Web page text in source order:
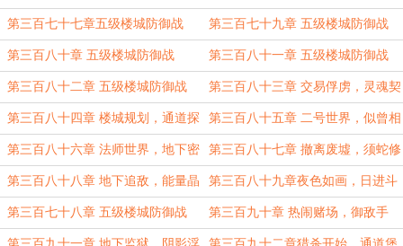
（二）！ （三）！
第三百七十七章五级楼城防御战
（四）！
第三百七十九章 五级楼城防御战
（六）！
第三百八十章 五级楼城防御战
（七）！
第三百八十一章 五级楼城防御战
（八）！
第三百八十二章 五级楼城防御战
（终）！
第三百八十三章 交易俘虏，灵魂契
约！
第三百八十四章 楼城规划，通道探
索！
第三百八十五章 二号世界，似曾相
识！
第三百八十六章 法师世界，地下密
室！
第三百八十七章 撤离废墟，须蛇修
士！
第三百八十八章 地下追敌，能量晶
体！
第三百八十九章夜色如画，日进斗
金！
第三百七十八章 五级楼城防御战
（五）！
第三百九十章 热闹赌场，御敌手
段！